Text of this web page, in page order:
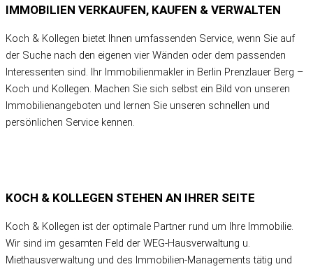
IMMOBILIEN VERKAUFEN, KAUFEN & VERWALTEN
Koch & Kollegen bietet Ihnen umfassenden Service, wenn Sie auf
der Suche nach den eigenen vier Wänden oder dem passenden
Interessenten sind. Ihr Immobilienmakler in Berlin Prenzlauer Berg –
Koch und Kollegen. Machen Sie sich selbst ein Bild von unseren
Immobilienangeboten und lernen Sie unseren schnellen und
persönlichen Service kennen.
KOCH & KOLLEGEN STEHEN AN IHRER SEITE
Koch & Kollegen ist der optimale Partner rund um Ihre Immobilie.
Wir sind im gesamten Feld der WEG-Hausverwaltung u.
Miethausverwaltung und des Immobilien-Managements tätig und